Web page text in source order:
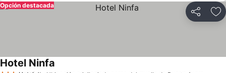
Compartir
Opción destacada
Hotel Ninfa